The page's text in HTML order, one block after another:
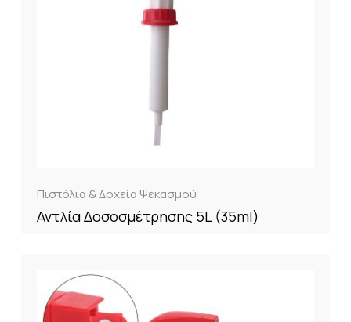
Πιστόλια & Δοχεία Ψεκασμού
Αντλία Δοσοσμέτρησης 5L (35ml)